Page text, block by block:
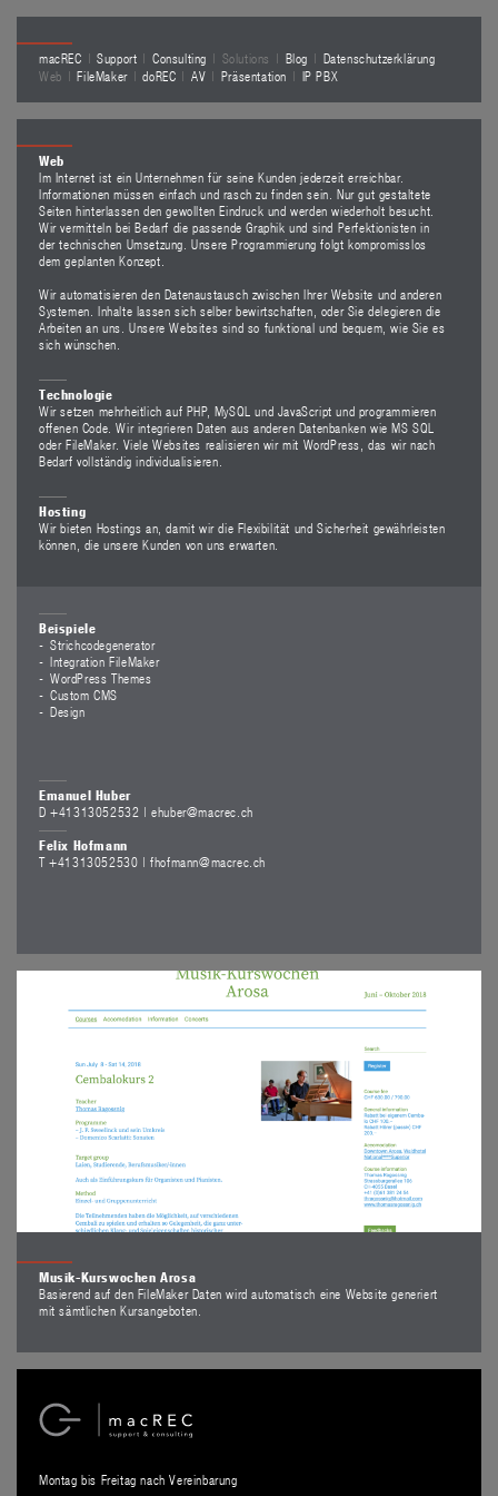
macREC Support Consulting Solutions Blog
Datenschutzerklärung
Web
FileMaker doREC AV Präsentation IP PBX
Web
Im Internet ist ein Unternehmen für seine Kunden jederzeit erreichbar.
Informationen müssen einfach und rasch zu finden sein. Nur gut gestaltete
Seiten hinterlassen den gewollten Eindruck und werden wiederholt besucht.
Wir vermitteln bei Bedarf die passende Graphik und sind Perfektionisten in
der technischen Umsetzung. Unsere Programmierung folgt kompromisslos
dem geplanten Konzept.
Wir automatisieren den Datenaustausch zwischen Ihrer Website und anderen
Systemen. Inhalte lassen sich selber bewirtschaften, oder Sie delegieren die
Arbeiten an uns. Unsere Websites sind so funktional und bequem, wie Sie es
sich wünschen.
Technologie
Wir setzen mehrheitlich auf PHP, MySQL und JavaScript und programmieren
offenen Code. Wir integrieren Daten aus anderen Datenbanken wie MS SQL
oder FileMaker. Viele Websites realisieren wir mit WordPress, das wir nach
Bedarf vollständig individualisieren.
Hosting
Wir bieten Hostings an, damit wir die Flexibilität und Sicherheit gewährleisten
können, die unsere Kunden von uns erwarten.
Beispiele
Strichcodegenerator
Integration FileMaker
WordPress Themes
Custom CMS
Design
Emanuel Huber
D +41313052532 |ehuber@macrec.ch
Felix Hofmann
T +41313052530 |fhofmann@macrec.ch
Musik-Kurswochen Arosa
Basierend auf den FileMaker Daten wird automatisch eine Website generiert
mit sämtlichen Kursangeboten.
Montag bis Freitag nach Vereinbarung